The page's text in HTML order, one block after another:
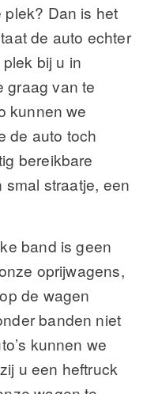
Dan is het
de auto echter
bij u in
graag van te
kunnen we
de auto toch
bereikbare
straatje, een
band is geen
oprijwagens,
de wagen
banden niet
kunnen we
u een heftruck